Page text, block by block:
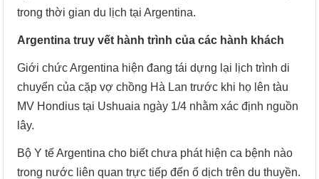
trong thời gian du lịch tại Argentina.
Argentina truy vết hành trình của các hành khách
Giới chức Argentina hiện đang tái dựng lại lịch trình di
chuyển của cặp vợ chồng Hà Lan trước khi họ lên tàu
MV Hondius tại Ushuaia ngày 1/4 nhằm xác định nguồn
lây.
Bộ Y tế Argentina cho biết chưa phát hiện ca bệnh nào
trong nước liên quan trực tiếp đến ổ dịch trên du thuyền.